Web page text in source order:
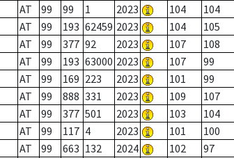
AT 99 99 1 2023 104 104
AT 99 193 62459 2023 104 105
AT 99 377 92 2023 107 108
AT 99 193 63000 2023 107 99
AT 99 169 223 2023 101 99
AT 99 888 331 2023 109 107
AT 99 377 501 2023 103 104
AT 99 117 4 2023 101 100
AT 99 663 132 2024 102 97